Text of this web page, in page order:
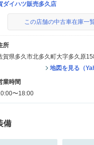
ダイハツ販売多久店
この店舗の中古車在庫一
所
賀県多久市北多久町大字多久原
地図を見る（
業時間
〜18:00
備